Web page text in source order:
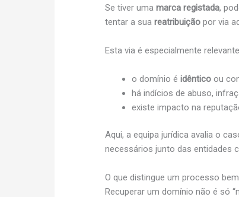
Se tiver umamarca registada,
tentar a suareatribuição por via
Esta via é especialmente
o domínio éidêntico ou
há indícios de abuso,
existe impacto na
Aqui, a equipa jurídica avalia o
necessários junto das entidades
O que distingue um processo
Recuperar um domínio não é só